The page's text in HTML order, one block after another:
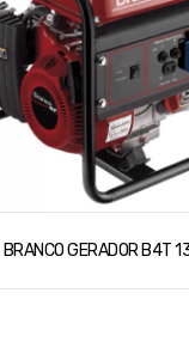
BRANCO GERADOR B4T